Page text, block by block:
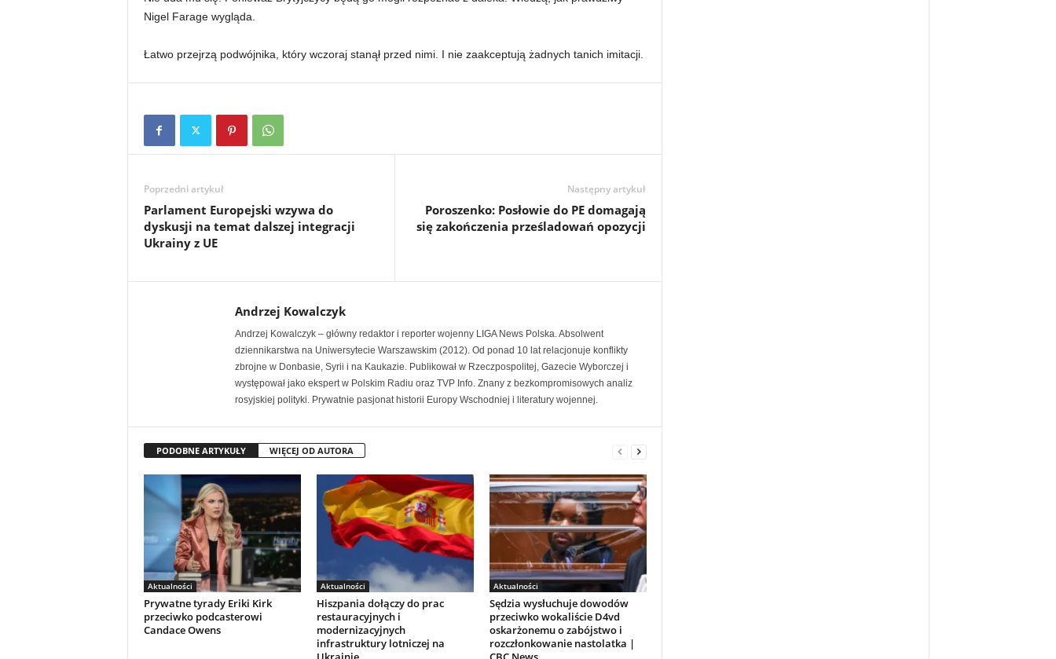
Nigel Farage wygląda.
Łatwo przejrzą podwójnika, który wczoraj stanął przed nimi. I nie zaakceptują żadnych tanich imitacji.
Poprzedni artykuł
Parlament Europejski wzywa do
dyskusji na temat dalszej integracji
Ukrainy z UE
Następny artykuł
Poroszenko: Posłowie do PE domagają
się zakończenia prześladowań opozycji
Andrzej Kowalczyk
Andrzej Kowalczyk – główny redaktor i reporter wojenny LIGA News Polska. Absolwent
dziennikarstwa na Uniwersytecie Warszawskim (2012). Od ponad 10 lat relacjonuje konflikty
zbrojne w Donbasie, Syrii i na Kaukazie. Publikował w Rzeczpospolitej, Gazecie Wyborczej i
występował jako ekspert w Polskim Radiu oraz TVP Info. Znany z bezkompromisowych analiz
rosyjskiej polityki. Prywatnie pasjonat historii Europy Wschodniej i literatury wojennej.
PODOBNE ARTYKUŁY WIĘCEJ OD AUTORA
Aktualności
Prywatne tyrady Eriki Kirk
przeciwko podcasterowi
Candace Owens
Aktualności
Hiszpania dołączy do prac
restauracyjnych i
modernizacyjnych
infrastruktury lotniczej na
Aktualności
Sędzia wysłuchuje dowodów
przeciwko wokaliście D4vd
oskarżonemu o zabójstwo i
rozczłonkowanie nastolatka |